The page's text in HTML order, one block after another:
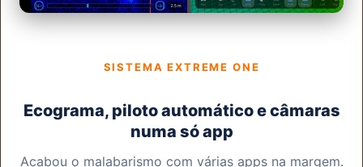
SISTEMA EXTREME ONE
Ecograma, piloto automático e câmaras
numa só app
Acabou o malabarismo com várias apps na margem.